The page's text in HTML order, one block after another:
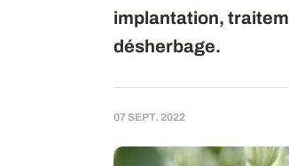
implantation,
désherbage.
07 SEPT. 2022